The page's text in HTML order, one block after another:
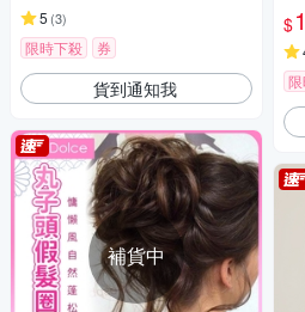
5 (3)
限時下殺 券
貨到通知我
補貨中
$